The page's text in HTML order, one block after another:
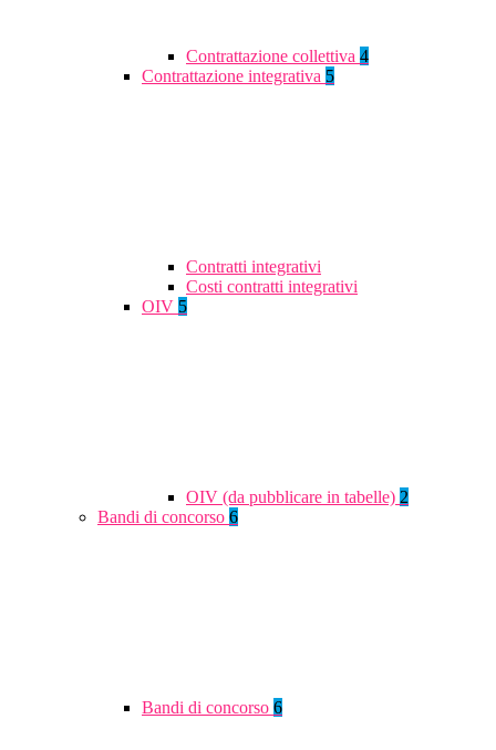
Contrattazione collettiva 4
Contrattazione integrativa 5
Contratti integrativi
Costi contratti integrativi
OIV 5
OIV (da pubblicare in tabelle) 2
Bandi di concorso 6
Bandi di concorso 6